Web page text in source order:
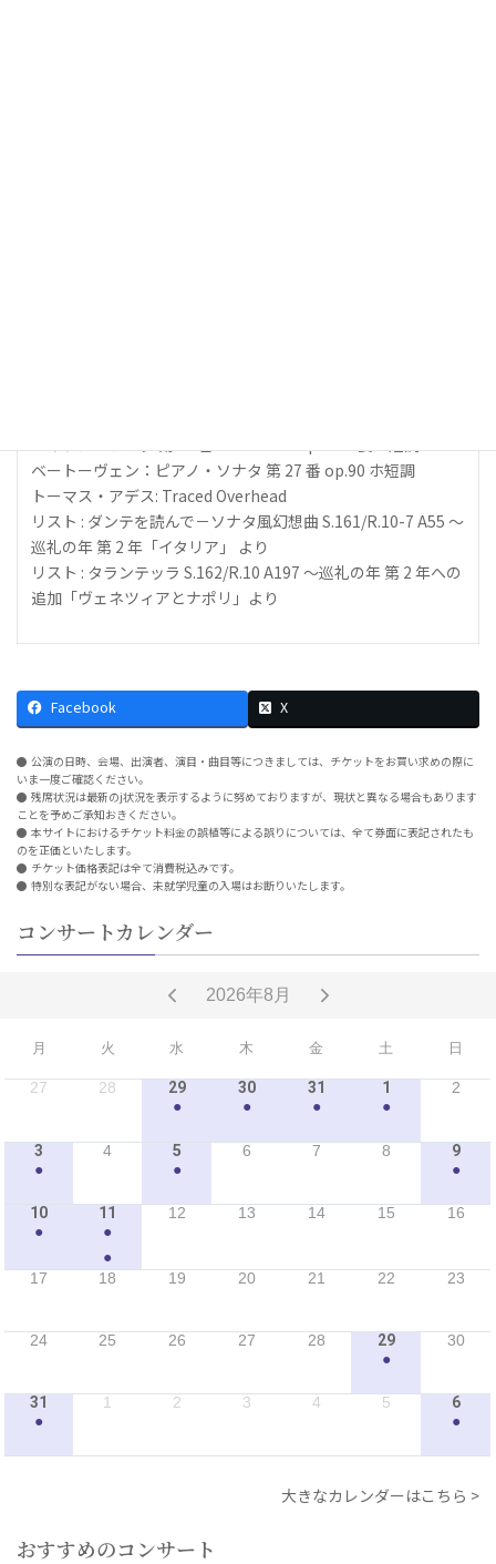
ベートーヴェン：ピアノ・ソナタ 第 27 番 op.90 ホ短調
トーマス・アデス: Traced Overhead
リスト : ダンテを読んで－ソナタ風幻想曲 S.161/R.10-7 A55 ～
巡礼の年 第 2 年「イタリア」 より
リスト : タランテッラ S.162/R.10 A197 ～巡礼の年 第 2 年への
追加「ヴェネツィアとナポリ」より
Facebook X
公演の日時、会場、出演者、演目・曲目等につきましては、チケットをお買い求めの際に
いま一度ご確認ください。
残席状況は最新のj状況を表示するように努めておりますが、現状と異なる場合もあります
ことを予めご承知おきください。
本サイトにおけるチケット料金の誤植等による誤りについては、全て券面に表記されたも
のを正価といたします。
チケット価格表記は全て消費税込みです。
特別な表記がない場合、未就学児童の入場はお断りいたします。
コンサートカレンダー
2026年8月
月 火 水 木 金 土 日
27 28 29 30 31 1 2
● ● ● ●
3 4 5 6 7 8 9
● ● ●
10 11 12 13 14 15 16
●
●
●
17 18 19 20 21 22 23
24 25 26 27 28 29 30
●
31 1 2 3 4 5 6
● ●
大きなカレンダーはこちら
おすすめのコンサート